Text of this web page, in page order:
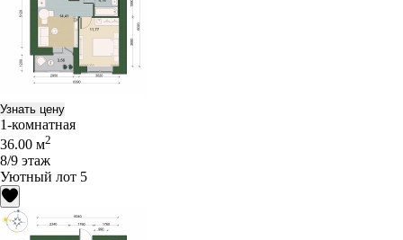
Узнать цену
1-комнатная
36.00 м2
8/9 этаж
Уютный лот 5